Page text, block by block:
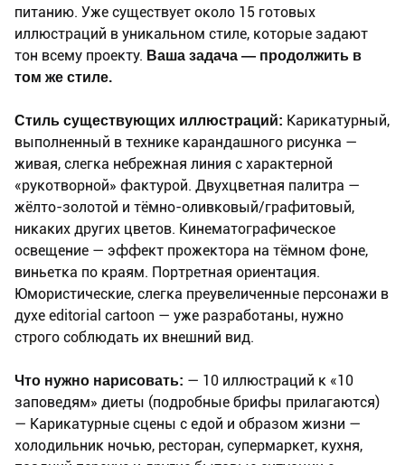
питанию. Уже существует около 15 готовых
иллюстраций в уникальном стиле, которые задают
тон всему проекту. Ваша задача — продолжить в
том же стиле.
Стиль существующих иллюстраций: Карикатурный,
выполненный в технике карандашного рисунка —
живая, слегка небрежная линия с характерной
«рукотворной» фактурой. Двухцветная палитра —
жёлто-золотой и тёмно-оливковый/графитовый,
никаких других цветов. Кинематографическое
освещение — эффект прожектора на тёмном фоне,
виньетка по краям. Портретная ориентация.
Юмористические, слегка преувеличенные персонажи в
духе editorial cartoon — уже разработаны, нужно
строго соблюдать их внешний вид.
Что нужно нарисовать: — 10 иллюстраций к «10
заповедям» диеты (подробные брифы прилагаются)
— Карикатурные сцены с едой и образом жизни —
холодильник ночью, ресторан, супермаркет, кухня,